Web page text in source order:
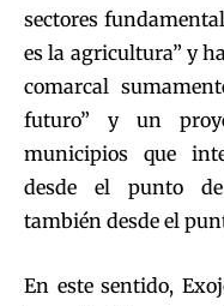
sectores
es la agricultura” y
comarcal
futuro” y un
municipios que
desde el punto
también desde el
En este sentido,